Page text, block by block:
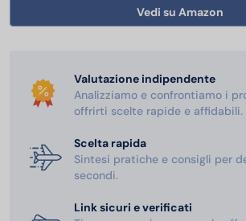
Vedi su Amazon
Valutazione indipendente
Analizziamo e confrontiamo i
offrirti scelte rapide e affidabili.
Scelta rapida
Sintesi pratiche e consigli per
secondi.
Link sicuri e verificati